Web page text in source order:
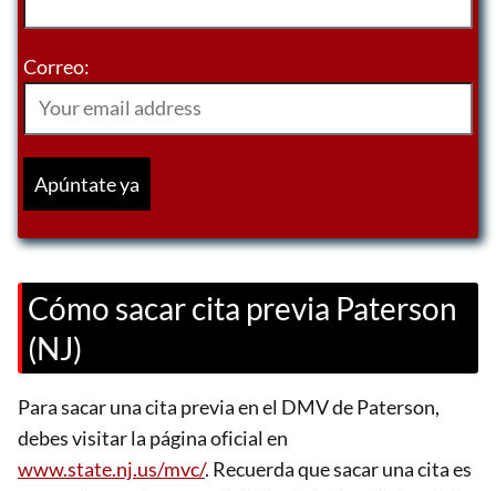
Correo:
Cómo sacar cita previa Paterson
(NJ)
Para sacar una cita previa en el DMV de Paterson,
debes visitar la página oficial en
www.state.nj.us/mvc/. Recuerda que sacar una cita es